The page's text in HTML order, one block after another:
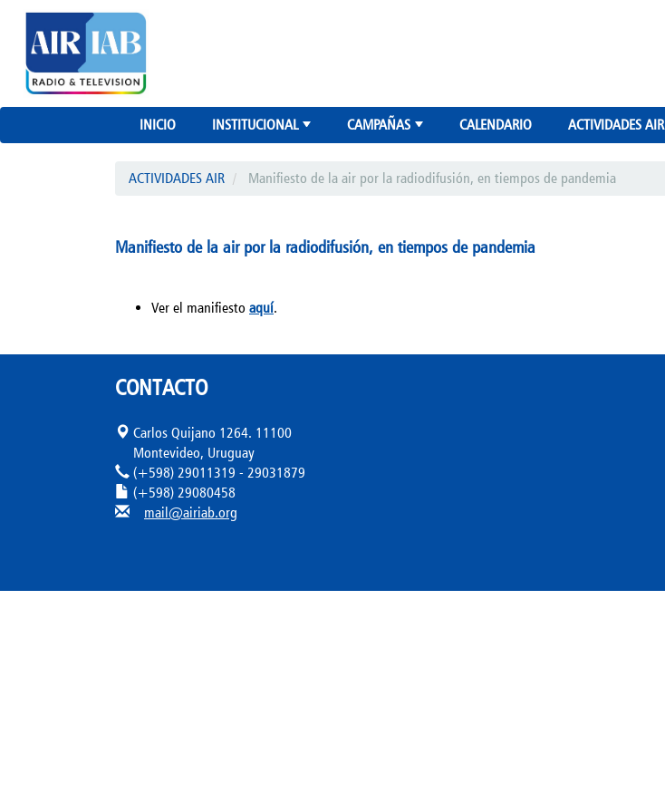
INICIO
+
INSTITUCIONAL
+
CAMPAÑAS CALENDARIO ACTIVIDADES AIR
ACTIVIDADES AIR Manifiesto de la air por la radiodifusión, en tiempos de pandemia
Manifiesto de la air por la radiodifusión, en tiempos de pandemia
Ver el manifiesto aquí.
CONTACTO
Carlos Quijano 1264. 11100
Montevideo, Uruguay
(+598) 29011319 - 29031879
(+598) 29080458
mail@airiab.org